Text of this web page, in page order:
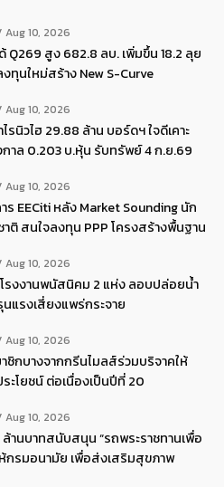
Aug 10, 2026
Q269 สูง 682.8 ลบ. เพิ่มขึ้น 18.2 ลุย
นใหม่สร้าง New S-Curve
Aug 10, 2026
รนิวไฮ 29.88 ล้าน บอร์ดฯ ใจดีเคาะ
าล 0.203 บ.หุ้น รับทรัพย์ 4 ก.ย.69
Aug 10, 2026
ร EECiti หลัง Market Sounding นัก
ติ สนใจลงทุน PPP โครงสร้างพื้นฐาน
Aug 10, 2026
โรงงานพนัสนิคม 2 แห่ง ลอบปล่อยน้ำ
แรงเสี่ยงแพร่กระจาย
Aug 10, 2026
ชิกบางจากกรีนไมลส์ร่วมบริจาคให้
ะโยชน์ ต่อเนื่องเป็นปีที่ 20
Aug 10, 2026
ล้านบาทสนับสนุน “รถพระราชทานเพื่อ
ห้กรมอนามัย เพื่อส่งเสริมสุขภาพ